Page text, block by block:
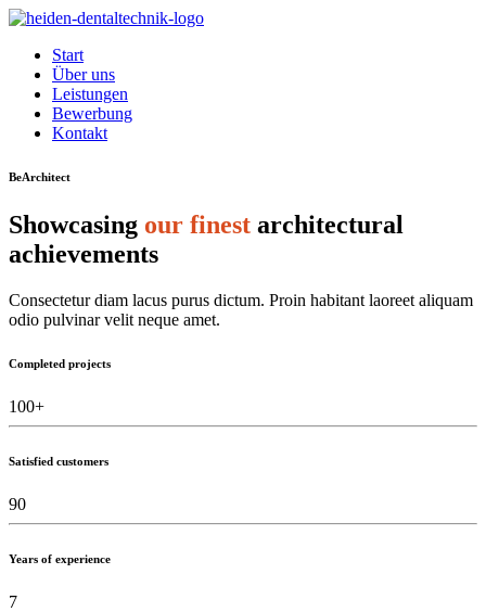
Start
Über uns
Leistungen
Bewerbung
Kontakt
BeArchitect
Showcasing our finest architectural
achievements
Consectetur diam lacus purus dictum. Proin habitant laoreet aliquam
odio pulvinar velit neque amet.
Completed projects
100+
Satisfied customers
90
Years of experience
7